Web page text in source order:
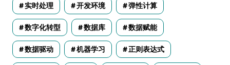
实时处理 开发环境 弹性计算
数字化转型 数据库 数据赋能
数据驱动 机器学习 正则表达式